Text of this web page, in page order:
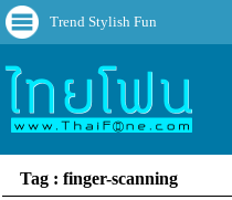
Trend Stylish Fun
Tag : finger-scanning